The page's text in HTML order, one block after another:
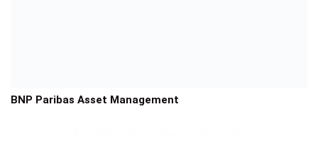
BNP Paribas Asset Management